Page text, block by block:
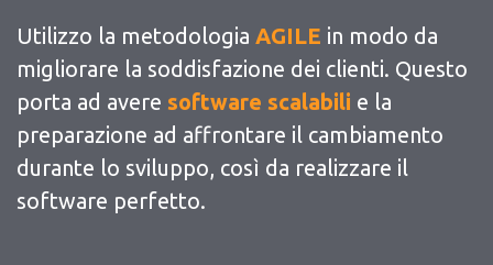
Utilizzo la metodologia AGILE in modo da
migliorare la soddisfazione dei clienti. Questo
porta ad avere software scalabili e la
preparazione ad affrontare il cambiamento
durante lo sviluppo, così da realizzare il
software perfetto.